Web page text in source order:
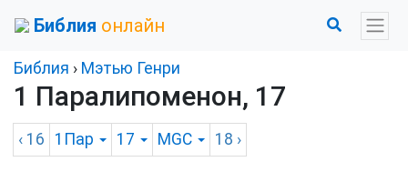
Библия онлайн
Библия › Мэтью Генри
1 Паралипоменон, 17
‹ 16 1Пар 17 MGC 18 ›